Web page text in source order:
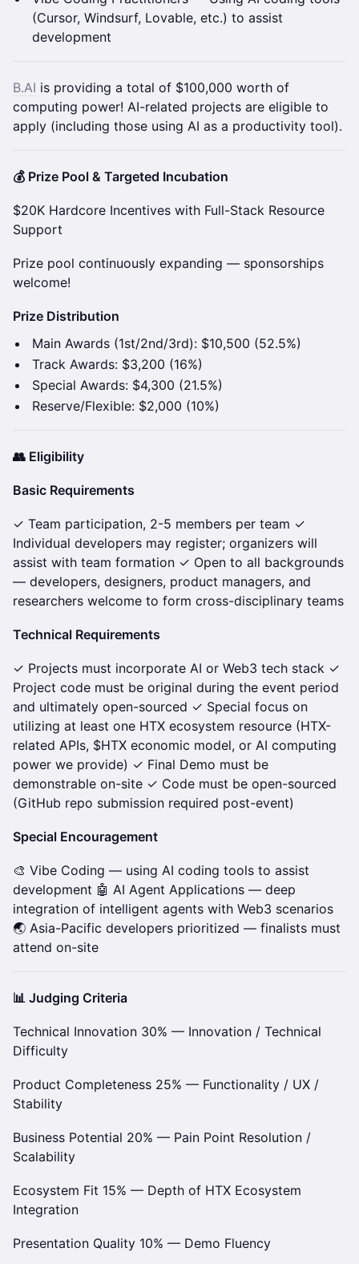
(Cursor, Windsurf, Lovable, etc.) to assist
development
B.AI is providing a total of $100,000 worth of
computing power! AI-related projects are eligible to
apply (including those using AI as a productivity tool).
💰 Prize Pool & Targeted Incubation
$20K Hardcore Incentives with Full-Stack Resource
Support
Prize pool continuously expanding — sponsorships
welcome!
Prize Distribution
Main Awards (1st/2nd/3rd): $10,500 (52.5%)
Track Awards: $3,200 (16%)
Special Awards: $4,300 (21.5%)
Reserve/Flexible: $2,000 (10%)
👥 Eligibility
Basic Requirements
✓ Team participation, 2-5 members per team ✓
Individual developers may register; organizers will
assist with team formation ✓ Open to all backgrounds
— developers, designers, product managers, and
researchers welcome to form cross-disciplinary teams
Technical Requirements
✓ Projects must incorporate AI or Web3 tech stack ✓
Project code must be original during the event period
and ultimately open-sourced ✓ Special focus on
utilizing at least one HTX ecosystem resource (HTX-
related APIs, $HTX economic model, or AI computing
power we provide) ✓ Final Demo must be
demonstrable on-site ✓ Code must be open-sourced
(GitHub repo submission required post-event)
Special Encouragement
🎨 Vibe Coding — using AI coding tools to assist
development 🤖 AI Agent Applications — deep
integration of intelligent agents with Web3 scenarios
🌏 Asia-Pacific developers prioritized — finalists must
attend on-site
📊 Judging Criteria
Technical Innovation 30% — Innovation / Technical
Difficulty
Product Completeness 25% — Functionality / UX /
Stability
Business Potential 20% — Pain Point Resolution /
Scalability
Ecosystem Fit 15% — Depth of HTX Ecosystem
Integration
Presentation Quality 10% — Demo Fluency